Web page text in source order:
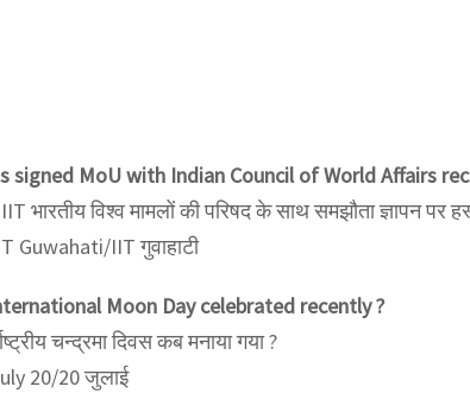
signed MoU with Indian Council of World Affairs
भारतीय विश्व मामलों की परिषद के साथ समझौता ज्ञापन पर
Guwahati/IIT गुवाहाटी
Moon Day celebrated recently ?
चन्द्रमा दिवस कब मनाया गया ?
20/20 जुलाई